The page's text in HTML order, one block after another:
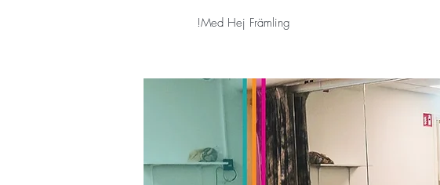
Med Hej Främling!